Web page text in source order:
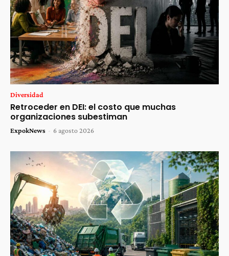
Diversidad
Retroceder en DEI: el costo que muchas
organizaciones subestiman
ExpokNews - 6 agosto 2026